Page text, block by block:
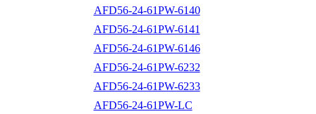
AFD56-24-61PW-6140
AFD56-24-61PW-6141
AFD56-24-61PW-6146
AFD56-24-61PW-6232
AFD56-24-61PW-6233
AFD56-24-61PW-LC